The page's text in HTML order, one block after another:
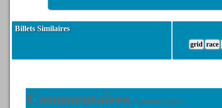
Billets Similaires
grid race
Commentaires 5 commentaires